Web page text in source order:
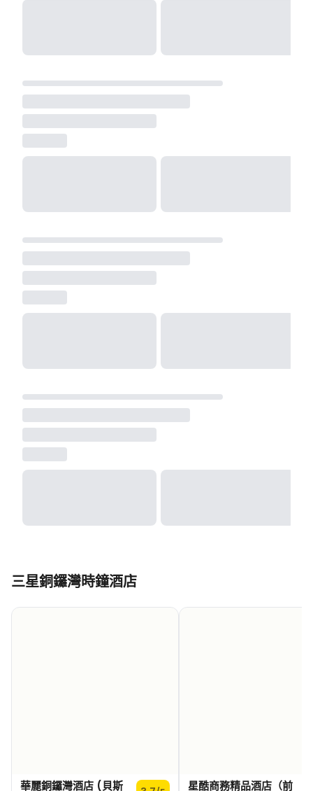
三星銅鑼灣時鐘酒店
華麗銅鑼灣酒店 (貝斯 星酷商務精品酒店（前